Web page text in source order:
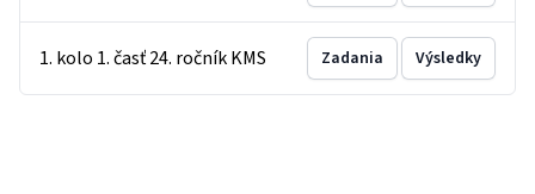
1. kolo 1. časť 24. ročník KMS Zadania Výsledky